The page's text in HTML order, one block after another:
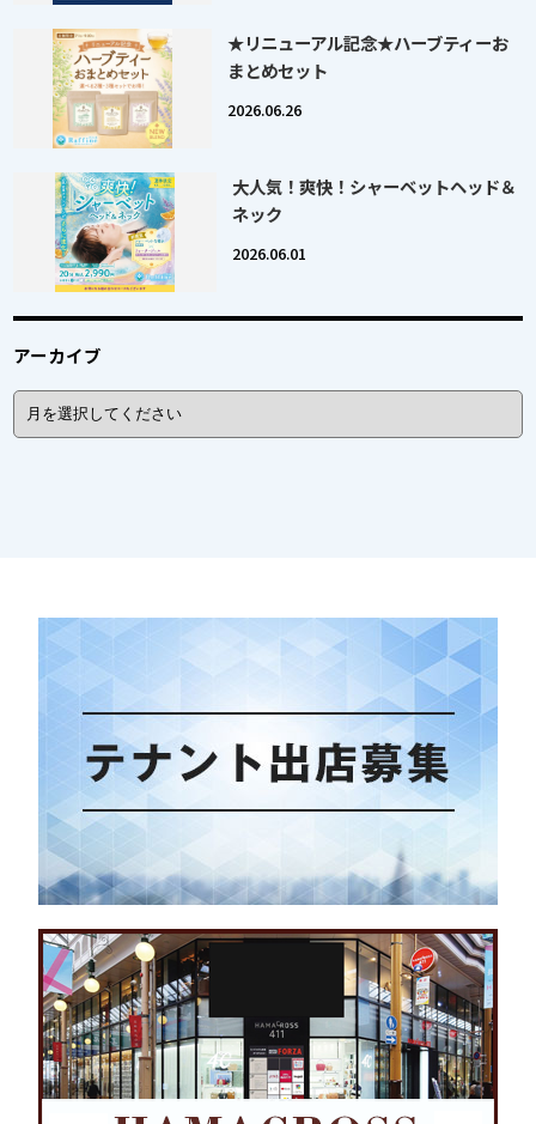
★リニューアル記念★ハーブティーお
まとめセット
2026.06.26
大人気！爽快！シャーベットヘッド＆
ネック
2026.06.01
アーカイブ